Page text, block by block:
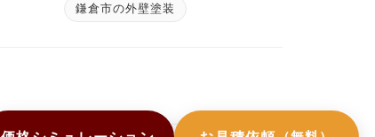
鎌倉市の外壁塗装